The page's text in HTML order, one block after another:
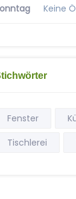
Keine
Fenster
Tischlerei